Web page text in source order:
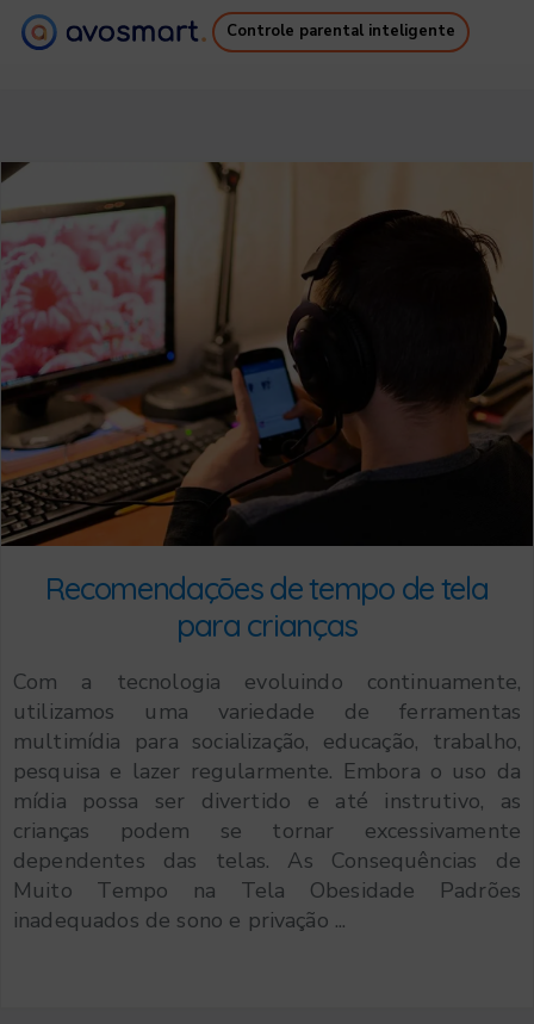
Controle parental inteligente
Login
Cadastro
Recomendações de tempo de tela
para crianças
Com a tecnologia evoluindo continuamente,
utilizamos uma variedade de ferramentas
multimídia para socialização, educação, trabalho,
pesquisa e lazer regularmente. Embora o uso da
mídia possa ser divertido e até instrutivo, as
crianças podem se tornar excessivamente
dependentes das telas. As Consequências de
Muito Tempo na Tela Obesidade Padrões
inadequados de sono e privação ...